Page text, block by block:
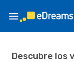
Descubre los